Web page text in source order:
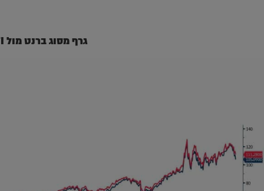
גרף מסוג ברנט מול WTI